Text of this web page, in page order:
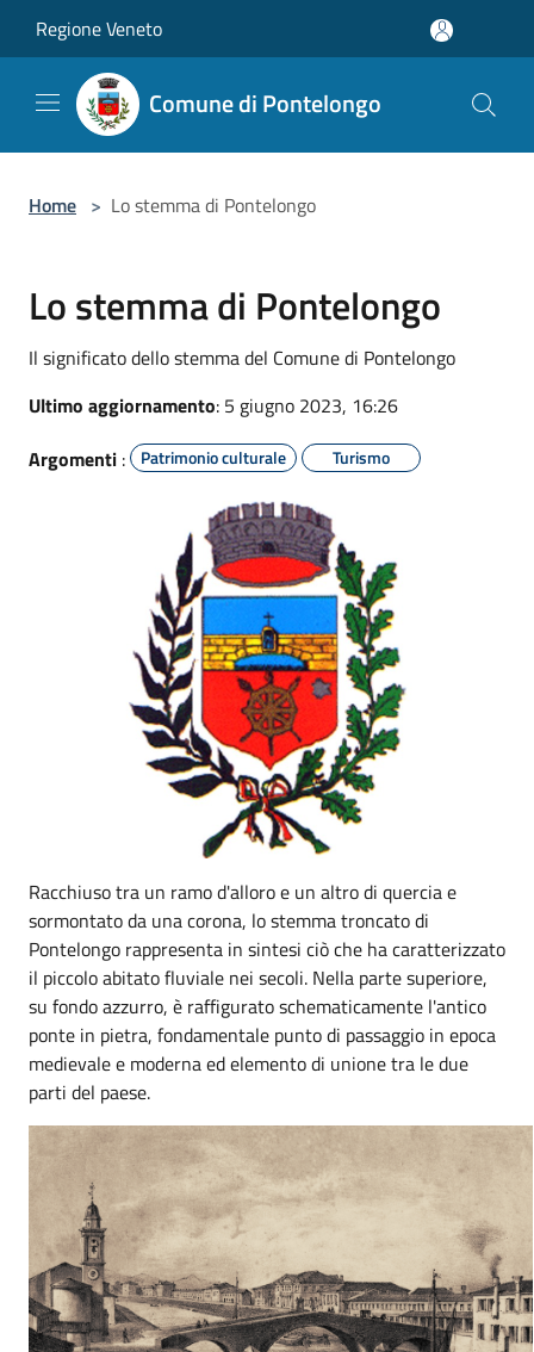
Regione Veneto
Comune di Pontelongo
Home > Lo stemma di Pontelongo
Lo stemma di Pontelongo
Il significato dello stemma del Comune di Pontelongo
Ultimo aggiornamento: 5 giugno 2023, 16:26
Argomenti : Patrimonio culturale Turismo
Racchiuso tra un ramo d'alloro e un altro di quercia e
sormontato da una corona, lo stemma troncato di
Pontelongo rappresenta in sintesi ciò che ha caratterizzato
il piccolo abitato fluviale nei secoli. Nella parte superiore,
su fondo azzurro, è raffigurato schematicamente l'antico
ponte in pietra, fondamentale punto di passaggio in epoca
medievale e moderna ed elemento di unione tra le due
parti del paese.